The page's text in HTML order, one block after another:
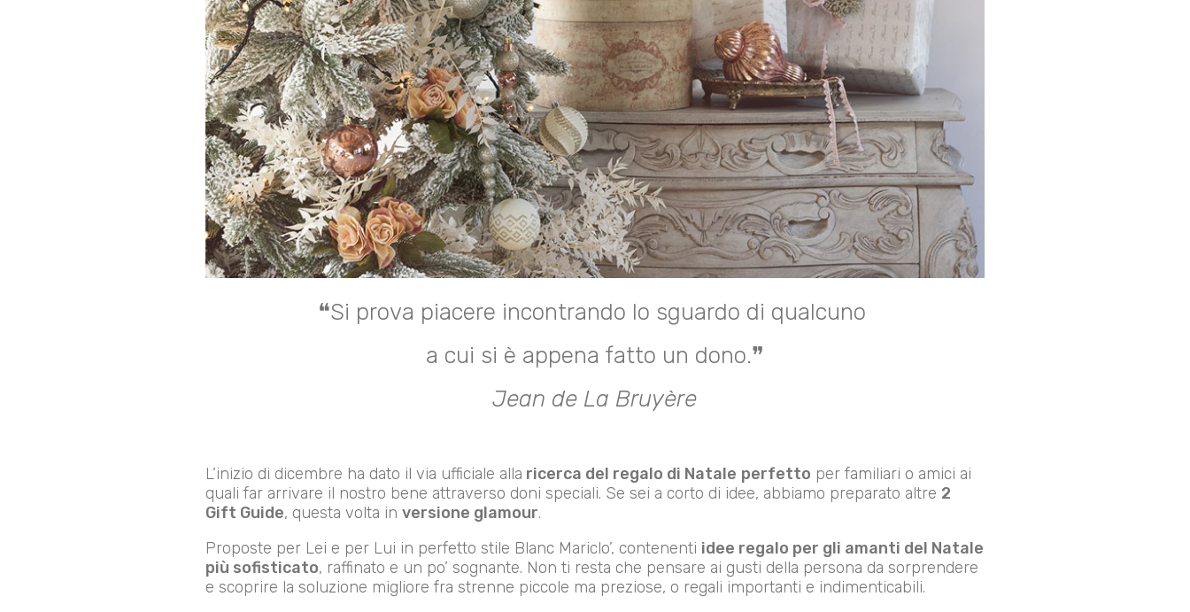
❝Si prova piacere incontrando lo sguardo di qualcuno
a cui si è appena fatto un dono.❞
Jean de La Bruyère
L’inizio di dicembre ha dato il via ufficiale alla ricerca del regalo di Natale perfetto per familiari o amici ai
quali far arrivare il nostro bene attraverso doni speciali. Se sei a corto di idee, abbiamo preparato altre 2
Gift Guide, questa volta in versione glamour.
Proposte per Lei e per Lui in perfetto stile Blanc Mariclo’, contenenti idee regalo per gli amanti del Natale
più sofisticato, raffinato e un po’ sognante. Non ti resta che pensare ai gusti della persona da sorprendere
e scoprire la soluzione migliore fra strenne piccole ma preziose, o regali importanti e indimenticabili.